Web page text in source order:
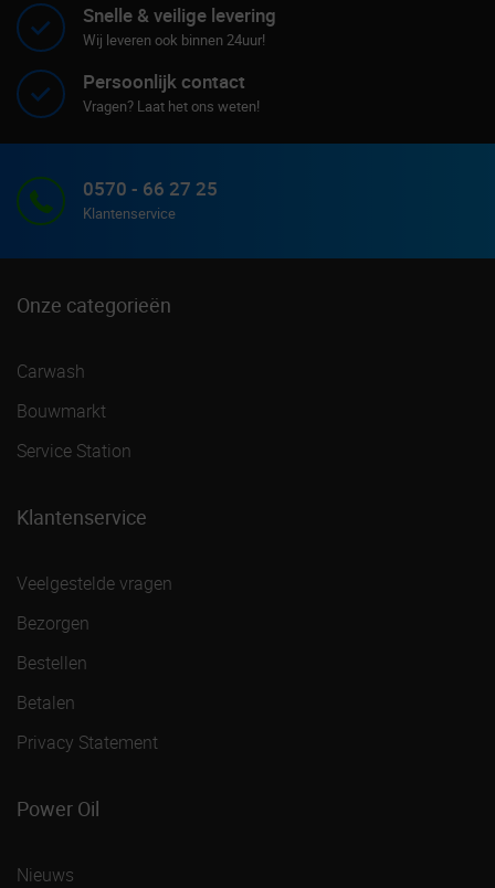
Snelle & veilige levering
Wij leveren ook binnen 24uur!
Persoonlijk contact
Vragen? Laat het ons weten!
0570 - 66 27 25
Klantenservice
Onze categorieën
Carwash
Bouwmarkt
Service Station
Klantenservice
Veelgestelde vragen
Bezorgen
Bestellen
Betalen
Privacy Statement
Power Oil
Nieuws